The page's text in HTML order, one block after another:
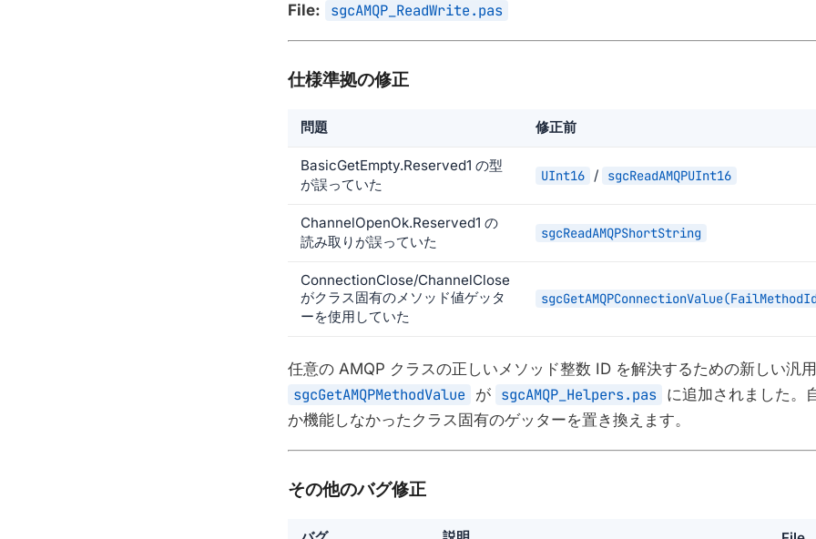
File: sgcAMQP_ReadWrite.pas
仕様準拠の修正
問題 修正前
BasicGetEmpty.Reserved1 の型
が誤っていた
UInt16 / sgcReadAMQPUInt16
ChannelOpenOk.Reserved1 の
読み取りが誤っていた
sgcReadAMQPShortString
ConnectionClose/ChannelClose
がクラス固有のメソッド値ゲッタ
ーを使用していた
任意の AMQP クラスの正しいメソッド整数 ID を解決するための新しい汎
sgcGetAMQPMethodValue が sgcAMQP_Helpers.pas
に追加されました。
か機能しなかったクラス固有のゲッターを置き換えます。
その他のバグ修正